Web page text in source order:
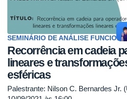
SEMINÁRIO DE ANÁLISE
Recorrência em cadeia
lineares e
esféricas
Palestrante: Nilson C. Bernardes Jr.